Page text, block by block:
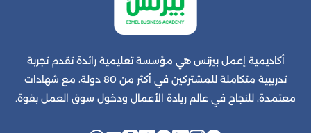
أكاديمية إعمل بيزنس هي مؤسسة تعليمية رائدة تقدم تجربة
تدريبية متكاملة للمشتركين في أكثر من 80 دولة، مع شهادات
معتمدة، للنجاح في عالم ريادة الأعمال ودخول سوق العمل بقوة.